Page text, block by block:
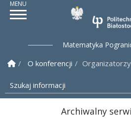
Matematyka
Strona Główna
O konferencji Organizatorzy
Szukaj informacji
Archiwalny